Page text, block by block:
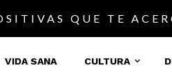
QUE TE
VIDA SANA CULTURA